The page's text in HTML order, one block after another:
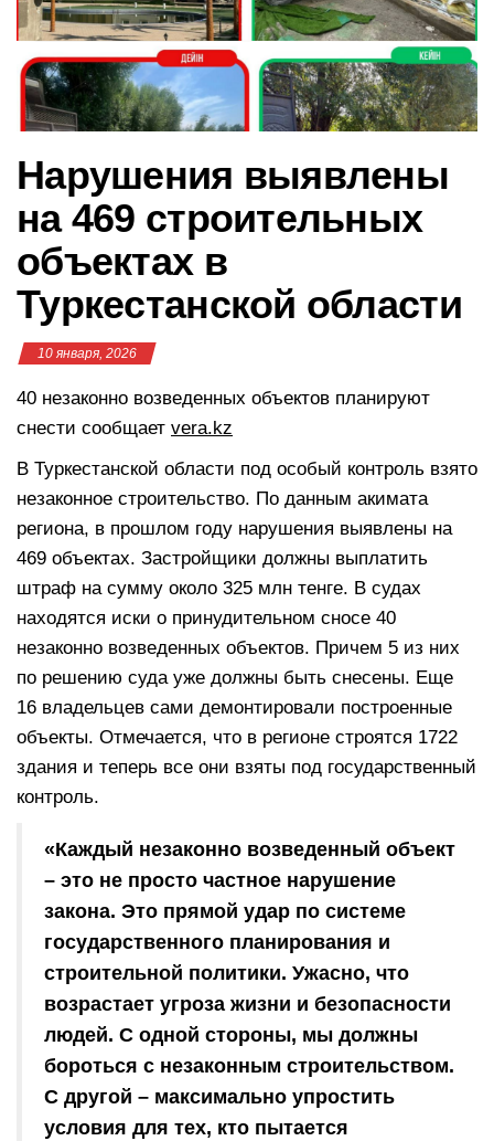
и
ю
Нарушения выявлены
на 469 строительных
объектах в
Туркестанской области
10 января, 2026
40 незаконно возведенных объектов планируют
снести сообщает vera.kz
В Туркестанской области под особый контроль взято
незаконное строительство. По данным акимата
региона, в прошлом году нарушения выявлены на
469 объектах. Застройщики должны выплатить
штраф на сумму около 325 млн тенге. В судах
находятся иски о принудительном сносе 40
незаконно возведенных объектов. Причем 5 из них
по решению суда уже должны быть снесены. Еще
16 владельцев сами демонтировали построенные
объекты. Отмечается, что в регионе строятся 1722
здания и теперь все они взяты под государственный
контроль.
«Каждый незаконно возведенный объект
– это не просто частное нарушение
закона. Это прямой удар по системе
государственного планирования и
строительной политики. Ужасно, что
возрастает угроза жизни и безопасности
людей. С одной стороны, мы должны
бороться с незаконным строительством.
С другой – максимально упростить
условия для тех, кто пытается